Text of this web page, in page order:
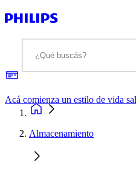
Almacenamiento